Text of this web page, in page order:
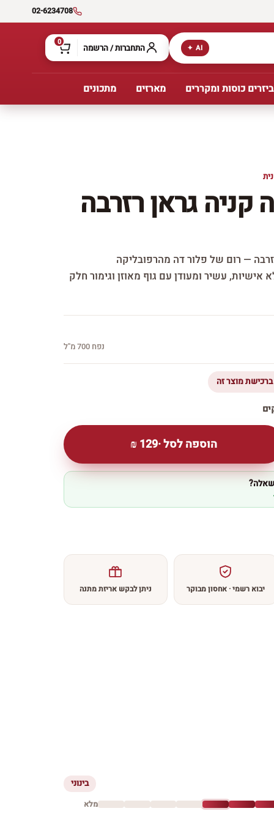
02-6234708
AI ✦ התחברות / הרשמה 0
כוסות ומקררים מארזים מתכונים
קניה גראן רזרבה
— רום של פלור דה מהרפובליקה
אישיות, עשיר ומעודן עם גוף מאוזן וגימור חלק
נפח 700 מ''ל
הוספה לסל ·129
₪
שאלה?
יבוא רשמי · אחסון מבוקר ניתן לבקש אריזת מתנה
בינוני
מלא